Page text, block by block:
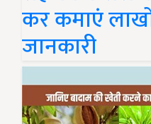
कर कमाएं
जानकारी